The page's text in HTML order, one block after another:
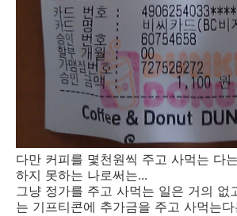
다만 커피를 몇천원씩 주고 사먹는 다
하지 못하는 나로써는...
그냥 정가를 주고 사먹는 일은 거의 없
는 기프티콘에 추가금을 주고 사먹는